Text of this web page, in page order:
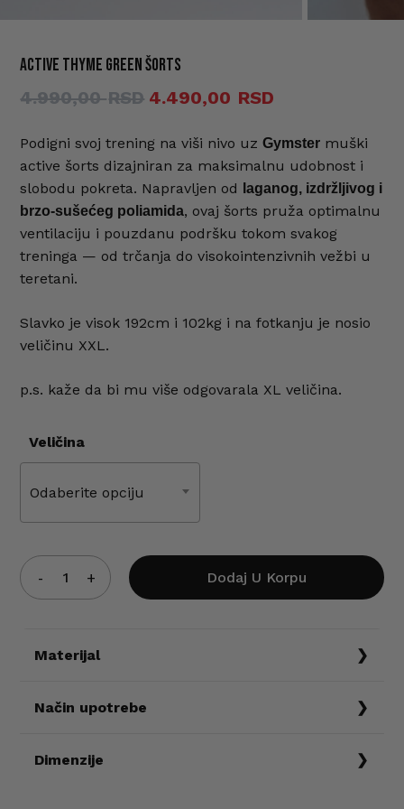
ACTIVE Thyme green šorts
4.990,00
Originalna
je
bila:
4.990,00 RSD.
4.490,00
je:
4.490,00 RSD.
Podigni svoj trening na viši nivo uzGymster muški
active šorts dizajniran za maksimalnu udobnost i
slobodu pokreta. Napravljen od
laganog, izdržljivog i
brzo-sušećeg poliamida, ovaj šorts pruža optimalnu
ventilaciju i pouzdanu podršku tokom svakog
treninga — od trčanja do visokointenzivnih vežbi u
teretani.
Slavko je visok 192cm i 102kg i na fotkanju je nosio
veličinu XXL.
p.s. kaže da bi mu više odgovarala XL veličina.
Veličina
Odaberite opciju
Dodaj U Korpu
Materijal
Način upotrebe
sušiti u mašini. Ne pelgati preko štampe, a
Dimenzije
Ime *
E-pošta*
Sačuvaj moje ime, e-poštu i veb
mesto u ovom pregledaču veba za